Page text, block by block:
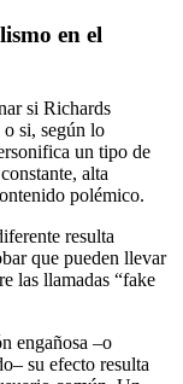
en el
si Richards
si, según lo
un tipo de
alta
polémico.
resulta
que pueden llevar
las llamadas “fake
engañosa –o
su efecto resulta